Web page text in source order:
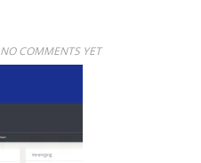
NO COMMENTS YET